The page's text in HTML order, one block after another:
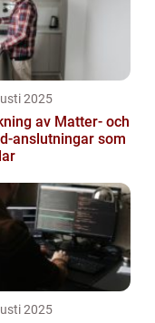
2025
av Matter‑ och
som
2025